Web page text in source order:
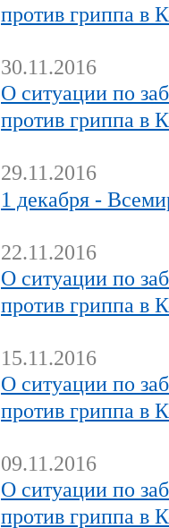
против гриппа в
30.11.2016
О ситуации по
против гриппа в
29.11.2016
1 декабря -
22.11.2016
О ситуации по
против гриппа в
15.11.2016
О ситуации по
против гриппа в
09.11.2016
О ситуации по
против гриппа в